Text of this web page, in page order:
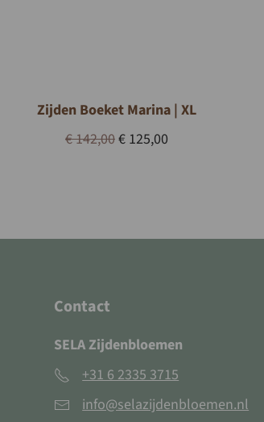
Zijden Boeket Marina | XL
€142,00Oorspronkelijke
€ 125,00
Contact
SELA Zijdenbloemen
+31 6 2335 3715
info@selazijdenbloemen.nl